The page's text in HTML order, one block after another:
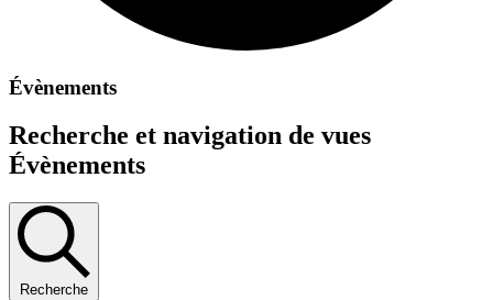
Évènements
Recherche et navigation de vues
Évènements
Recherche